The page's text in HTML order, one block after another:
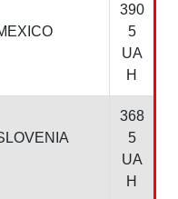
390
5
UA
H
368
5
UA
H